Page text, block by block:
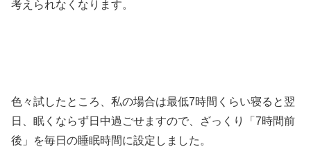
考えられなくなります。
色々試したところ、私の場合は最低7時間くらい寝ると翌
日、眠くならず日中過ごせますので、ざっくり「7時間前
後」を毎日の睡眠時間に設定しました。